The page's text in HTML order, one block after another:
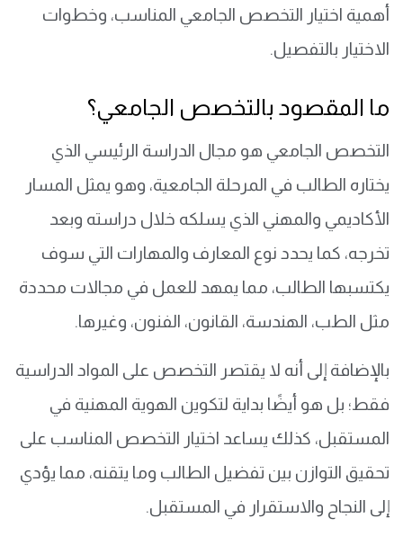
أهمية اختيار التخصص الجامعي المناسب، وخطوات
الاختيار بالتفصيل.
ما المقصود بالتخصص الجامعي؟
التخصص الجامعي هو مجال الدراسة الرئيسي الذي
يختاره الطالب في المرحلة الجامعية، وهو يمثل المسار
الأكاديمي والمهني الذي يسلكه خلال دراسته وبعد
تخرجه، كما يحدد نوع المعارف والمهارات التي سوف
يكتسبها الطالب، مما يمهد للعمل في مجالات محددة
مثل الطب، الهندسة، القانون، الفنون، وغيرها.
بالإضافة إلى أنه لا يقتصر التخصص على المواد الدراسية
فقط؛ بل هو أيضًا بداية لتكوين الهوية المهنية في
المستقبل، كذلك يساعد اختيار التخصص المناسب على
تحقيق التوازن بين تفضيل الطالب وما يتقنه، مما يؤدي
إلى النجاح والاستقرار في المستقبل.